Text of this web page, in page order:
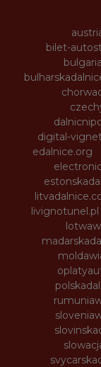
bilet-
digital-
edalnice.org
livignotunel.pl